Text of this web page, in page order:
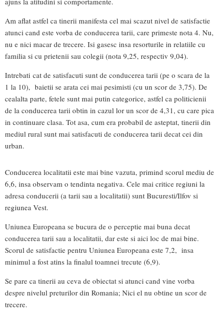
Am aflat astfel ca tinerii manifesta cel mai scazut nivel de satisfactie
atunci cand este vorba de conducerea tarii, care primeste nota 4. Nu,
nu e nici macar de trecere. Isi gasesc insa resorturile in relatiile cu
familia si cu prietenii sau colegii (nota 9,25, respectiv 9,04).
Intrebati cat de satisfacuti sunt de conducerea tarii (pe o scara de la
1 la 10), baietii se arata cei mai pesimisti (cu un scor de 3,75). De
cealalta parte, fetele sunt mai putin categorice, astfel ca politicienii
de la conducerea tarii obtin in cazul lor un scor de 4,31, cu care pica
in continuare clasa. Tot asa, cum era probabil de asteptat, tinerii din
mediul rural sunt mai satisfacuti de conducerea tarii decat cei din
urban.
Conducerea localitatii este mai bine vazuta, primind scorul mediu de
6,6, insa observam o tendinta negativa. Cele mai critice regiuni la
adresa conducerii (a tarii sau a localitatii) sunt Bucuresti/Ilfov si
regiunea Vest.
Uniunea Europeana se bucura de o perceptie mai buna decat
conducerea tarii sau a localitatii, dar este si aici loc de mai bine.
Scorul de satisfactie pentru Uniunea Europeana este 7,2, insa
minimul a fost atins la finalul toamnei trecute (6,9).
Se pare ca tinerii au ceva de obiectat si atunci cand vine vorba
despre nivelul preturilor din Romania; Nici el nu obtine un scor de
trecere.